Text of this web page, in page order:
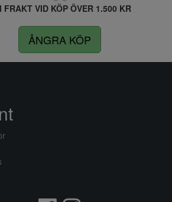
FRAKT VID KÖP ÖVER 1.500 KR
ÅNGRA KÖP